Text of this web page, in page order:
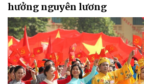
hưởng nguyên lương